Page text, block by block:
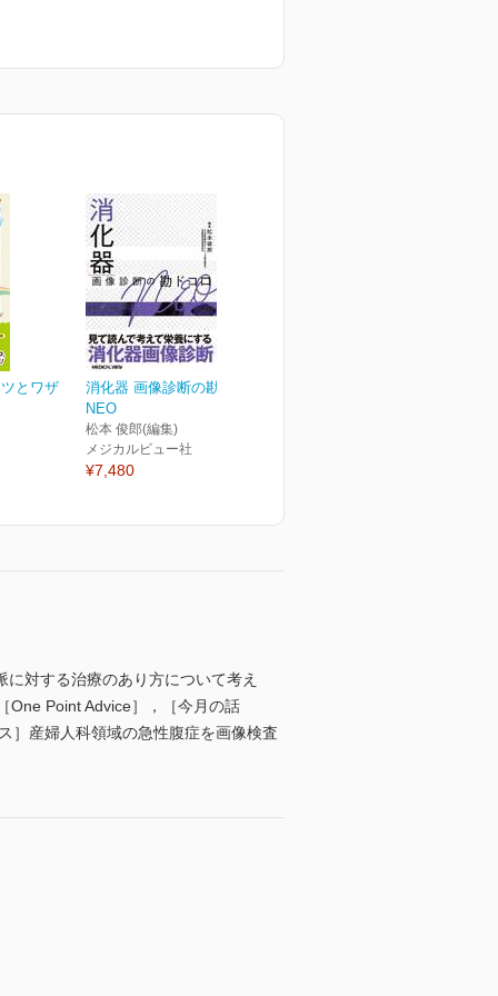
とワザ
消化器 画像診断の勘ドコロ
NEO
松本 俊郎(編集)
メジカルビュー社
¥7,480
対する治療のあり方について考え
One Point Advice］，［今月の話
］産婦人科領域の急性腹症を画像検査